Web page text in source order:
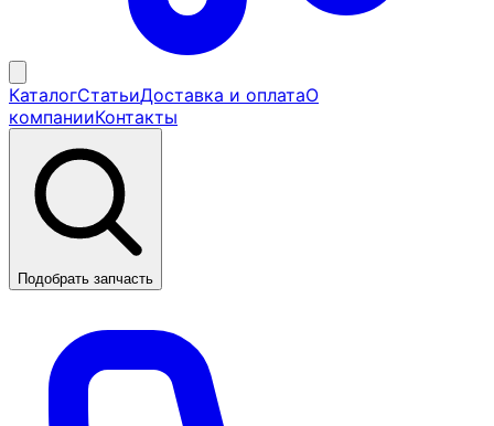
КаталогСтатьиДоставка и оплатаО
компанииКонтакты
Подобрать запчасть